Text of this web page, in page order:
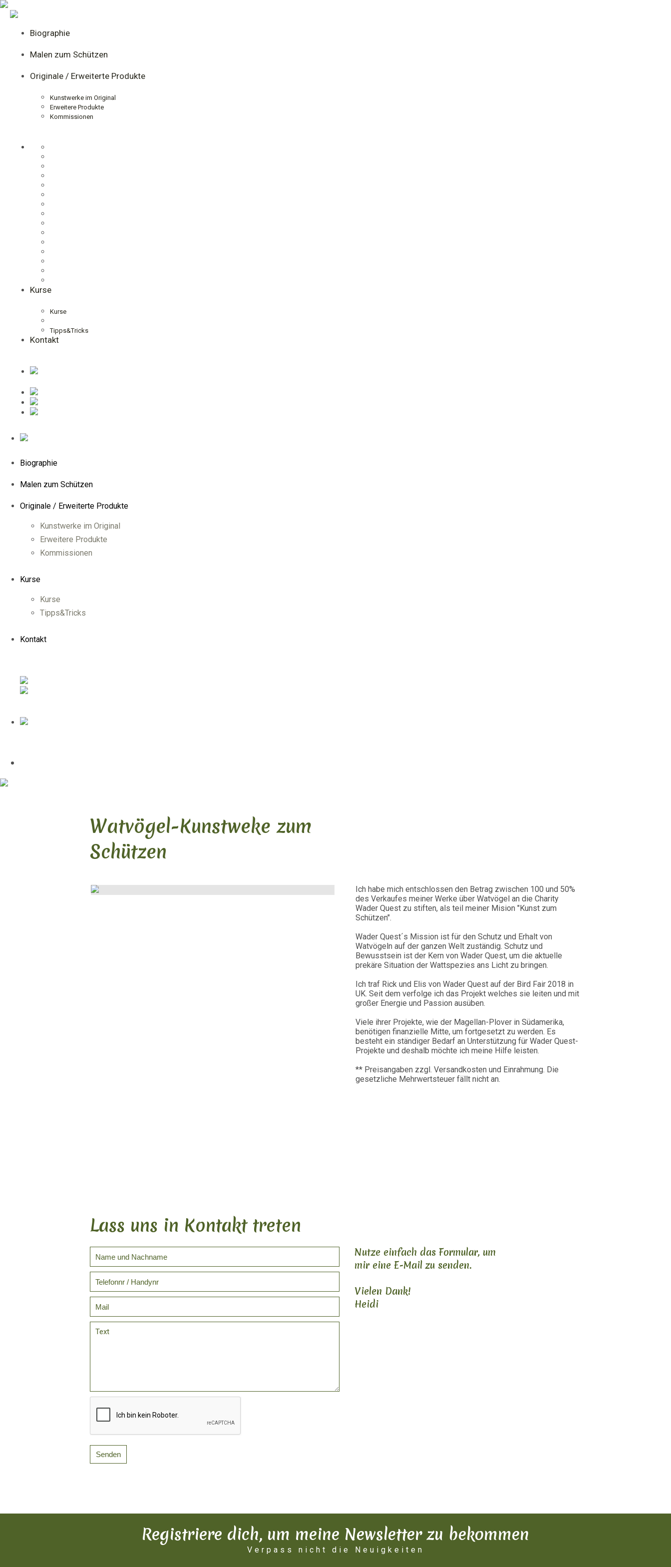
Biographie
Malen zum Schützen
Originale / Erweiterte Produkte
Kunstwerke im Original
Erweitere Produkte
Kommissionen
Kurse
Kurse
Tipps&Tricks
Kontakt
Biographie
Malen zum Schützen
Originale / Erweiterte Produkte
Kunstwerke im Original
Erweitere Produkte
Kommissionen
Kurse
Kurse
Tipps&Tricks
Kontakt
Watvögel-Kunstweke zum
Schützen
Ich habe mich entschlossen den Betrag zwischen 100 und 50%
des Verkaufes meiner Werke über Watvögel an die Charity
Wader Quest zu stiften, als teil meiner Mision "Kunst zum
Schützen".
Wader Quest´s Mission ist für den Schutz und Erhalt von
Watvögeln auf der ganzen Welt zuständig. Schutz und
Bewusstsein ist der Kern von Wader Quest, um die aktuelle
prekäre Situation der Wattspezies ans Licht zu bringen.
Ich traf Rick und Elis von Wader Quest auf der Bird Fair 2018 in
UK. Seit dem verfolge ich das Projekt welches sie leiten und mit
großer Energie und Passion ausüben.
Viele ihrer Projekte, wie der Magellan-Plover in Südamerika,
benötigen finanzielle Mitte, um fortgesetzt zu werden. Es
besteht ein ständiger Bedarf an Unterstützung für Wader Quest-
Projekte und deshalb möchte ich meine Hilfe leisten.
** Preisangaben zzgl. Versandkosten und Einrahmung. Die
gesetzliche Mehrwertsteuer fällt nicht an.
Lass uns in Kontakt treten
Nutze einfach das Formular, um
mir eine E-Mail zu senden.
Vielen Dank!
Heidi
Registriere dich, um meine Newsletter zu bekommen
Verpass nicht die Neuigkeiten